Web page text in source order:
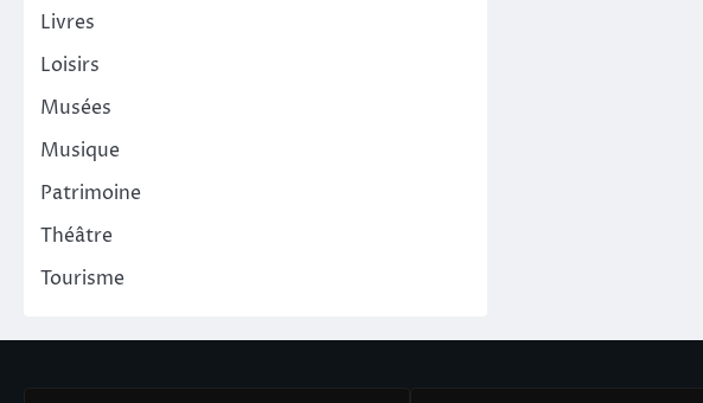
Livres
Loisirs
Musées
Musique
Patrimoine
Théâtre
Tourisme